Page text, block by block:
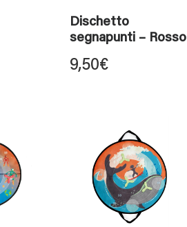
Dischetto
segnapunti – Rosso
9,50€